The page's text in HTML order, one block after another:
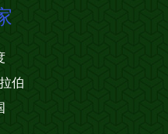
伯